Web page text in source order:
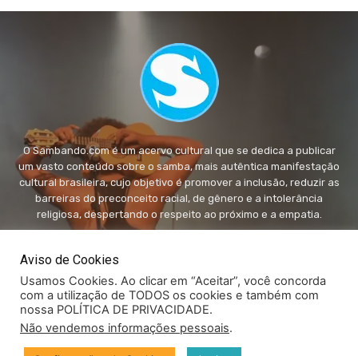
O Sambando.com é um acervo cultural que se dedica a publicar
um vasto conteúdo sobre o samba, mais autêntica manifestação
cultural brasileira, cujo objetivo é promover a inclusão, reduzir as
barreiras do preconceito racial, de gênero e a intolerância
religiosa, despertando o respeito ao próximo e a empatia.
© Copyright - Sambando.com - Todos os direitos autorais
Aviso de Cookies
Usamos Cookies. Ao clicar em “Aceitar”, você concorda
com a utilização de TODOS os cookies e também com
nossa POLÍTICA DE PRIVACIDADE.
Não vendemos informações pessoais.